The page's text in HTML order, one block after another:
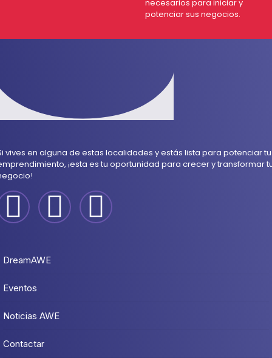
necesarios para iniciar y
potenciar sus negocios.
vives en alguna de estas localidades y estás lista para potenciar tu
¡esta es tu oportunidad para crecer y transformar
DreamAWE
Eventos
Noticias AWE
Contactar